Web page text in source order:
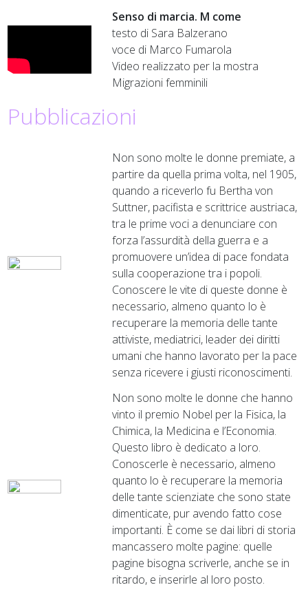
Senso di marcia. M come
testo di Sara Balzerano
voce di Marco Fumarola
Video realizzato per la mostra
Migrazioni femminili
Pubblicazioni
Non sono molte le donne premiate, a
partire da quella prima volta, nel 1905,
quando a riceverlo fu Bertha von
Suttner, pacifista e scrittrice austriaca,
tra le prime voci a denunciare con
forza l’assurdità della guerra e a
promuovere un’idea di pace fondata
sulla cooperazione tra i popoli.
Conoscere le vite di queste donne è
necessario, almeno quanto lo è
recuperare la memoria delle tante
attiviste, mediatrici, leader dei diritti
umani che hanno lavorato per la pace
senza ricevere i giusti riconoscimenti.
Non sono molte le donne che hanno
vinto il premio Nobel per la Fisica, la
Chimica, la Medicina e l’Economia.
Questo libro è dedicato a loro.
Conoscerle è necessario, almeno
quanto lo è recuperare la memoria
delle tante scienziate che sono state
dimenticate, pur avendo fatto cose
importanti. È come se dai libri di storia
mancassero molte pagine: quelle
pagine bisogna scriverle, anche se in
ritardo, e inserirle al loro posto.